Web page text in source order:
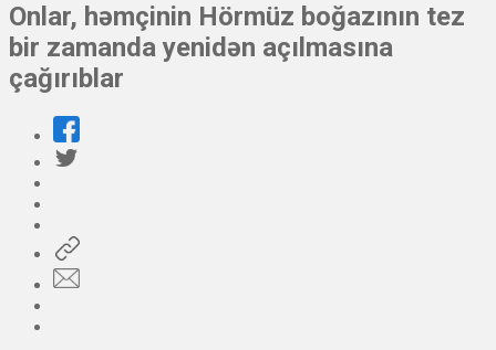
Onlar, həmçinin Hörmüz boğazının tez
bir zamanda yenidən açılmasına
çağırıblar